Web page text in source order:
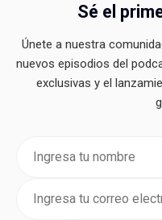
Sé el
Únete a nuestra
nuevos episodios del
exclusivas y el